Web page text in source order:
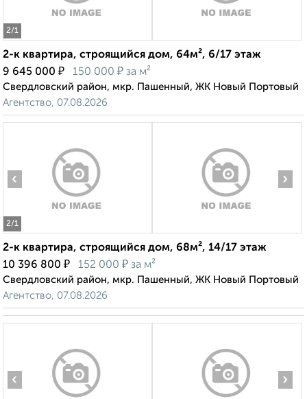
2/1
2-к квартира, строящийся дом, 64м², 6/17 этаж
9 645 000 ₽ 150 000 ₽ за м²
Свердловский район, мкр. Пашенный, ЖК Новый Портовый
Агентство, 07.08.2026
2/1
‹ ›
2-к квартира, строящийся дом, 68м², 14/17 этаж
10 396 800 ₽ 152 000 ₽ за м²
Свердловский район, мкр. Пашенный, ЖК Новый Портовый
Агентство, 07.08.2026
‹ ›